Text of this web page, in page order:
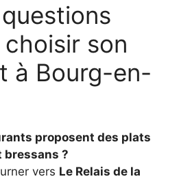
son
à Bourg-en-
proposent des plats
?
vers Le Relais de la